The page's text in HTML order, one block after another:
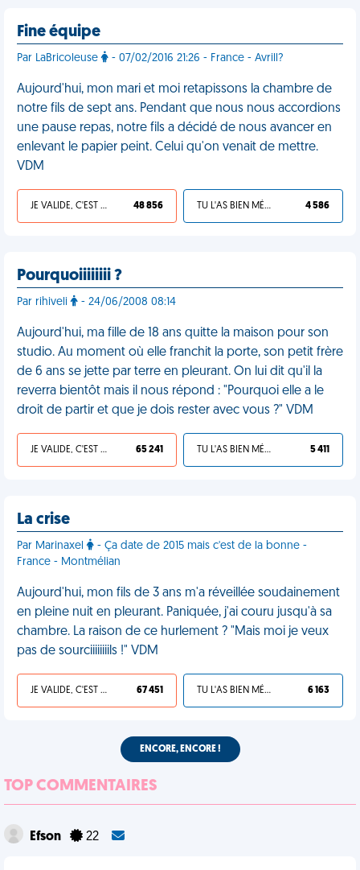
Fine équipe
Par LaBricoleuse - 07/02/2016 21:26 - France - Avrill?
Aujourd'hui, mon mari et moi retapissons la chambre de
notre fils de sept ans. Pendant que nous nous accordions
une pause repas, notre fils a décidé de nous avancer en
enlevant le papier peint. Celui qu'on venait de mettre.
VDM
JE VALIDE, C'EST UNE VDM 48 856 TU L'AS BIEN MÉRITÉ 4 586
Pourquoiiiiiiii ?
Par rihiveli - 24/06/2008 08:14
Aujourd'hui, ma fille de 18 ans quitte la maison pour son
studio. Au moment où elle franchit la porte, son petit frère
de 6 ans se jette par terre en pleurant. On lui dit qu'il la
reverra bientôt mais il nous répond : "Pourquoi elle a le
droit de partir et que je dois rester avec vous ?" VDM
JE VALIDE, C'EST UNE VDM 65 241 TU L'AS BIEN MÉRITÉ 5 411
La crise
Par Marinaxel
- Ça date de 2015 mais c'est de la bonne -
France - Montmélian
Aujourd'hui, mon fils de 3 ans m'a réveillée soudainement
en pleine nuit en pleurant. Paniquée, j'ai couru jusqu'à sa
chambre. La raison de ce hurlement ? "Mais moi je veux
pas de sourciiiiiiiils !" VDM
JE VALIDE, C'EST UNE VDM 67 451 TU L'AS BIEN MÉRITÉ 6 163
ENCORE, ENCORE !
TOP COMMENTAIRES
Efson 22